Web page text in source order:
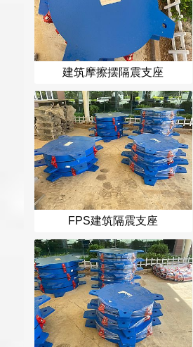
建筑摩擦摆隔震支座
FPS建筑隔震支座